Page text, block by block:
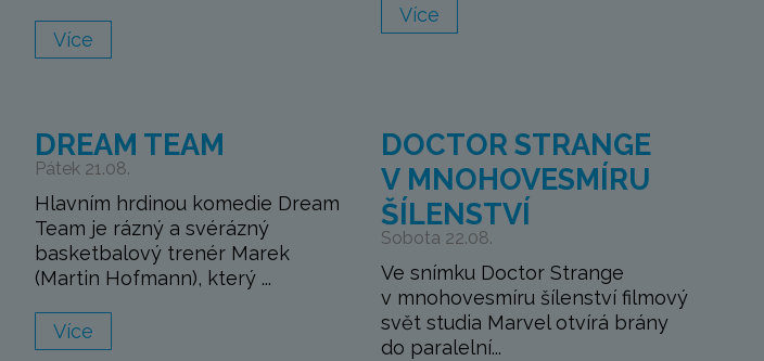
Více
Více
DREAM TEAM
Pátek 21.08.
Hlavním hrdinou komedie Dream
Team je rázný a svérázný
basketbalový trenér Marek
(Martin Hofmann), který ...
Více
DOCTOR STRANGE
V MNOHOVESMÍRU
ŠÍLENSTVÍ
Sobota 22.08.
Ve snímku Doctor Strange
v mnohovesmíru šílenství filmový
svět studia Marvel otvírá brány
do paralelní...